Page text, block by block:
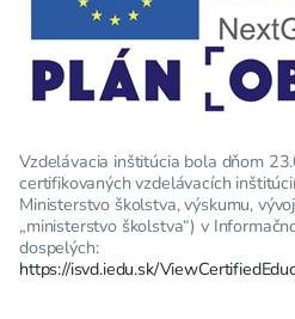
Vzdelávacia inštitúcia bola dňom
certifikovaných vzdelávacích
Ministerstvo školstva, výskumu,
„ministerstvo školstva“) v
dospelých:
https://isvd.iedu.sk/